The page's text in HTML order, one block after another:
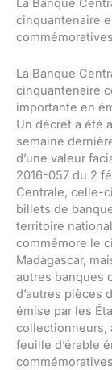
La Banque
cinquantenaire
La Banque
cinquantenaire
importante en
Un décret a été
semaine
d’une valeur
2016-057 du 2
Centrale, celle-
billets de
territoire
commémore le
Madagascar,
autres banques
d’autres pièces
émise par les
collectionneurs,
feuille d’érable